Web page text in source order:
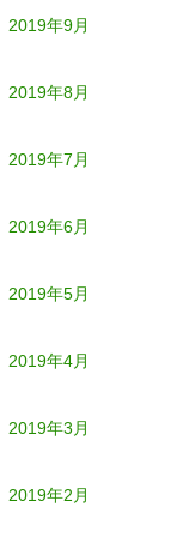
2019年9月
2019年8月
2019年7月
2019年6月
2019年5月
2019年4月
2019年3月
2019年2月